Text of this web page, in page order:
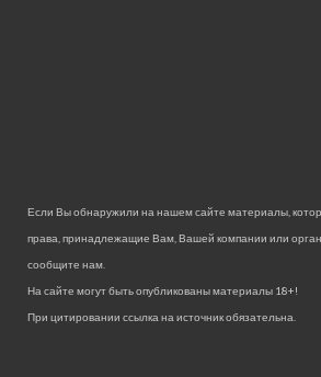
Если Вы обнаружили на нашем сайте материалы,
права, принадлежащие Вам, Вашей компании или
сообщите нам.
На сайте могут быть опубликованы материалы 18+!
При цитировании ссылка на источник обязательна.